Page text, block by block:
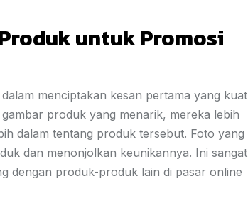
untuk Promosi
menciptakan kesan pertama yang kuat
produk yang menarik, mereka lebih
dalam tentang produk tersebut. Foto yang
dan menonjolkan keunikannya. Ini sangat
dengan produk-produk lain di pasar online